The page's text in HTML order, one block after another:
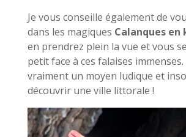
Je vous conseille également de
dans les magiques Calanques en
en prendrez plein la vue et vous
petit face à ces falaises
vraiment un moyen ludique et
découvrir une ville littorale !